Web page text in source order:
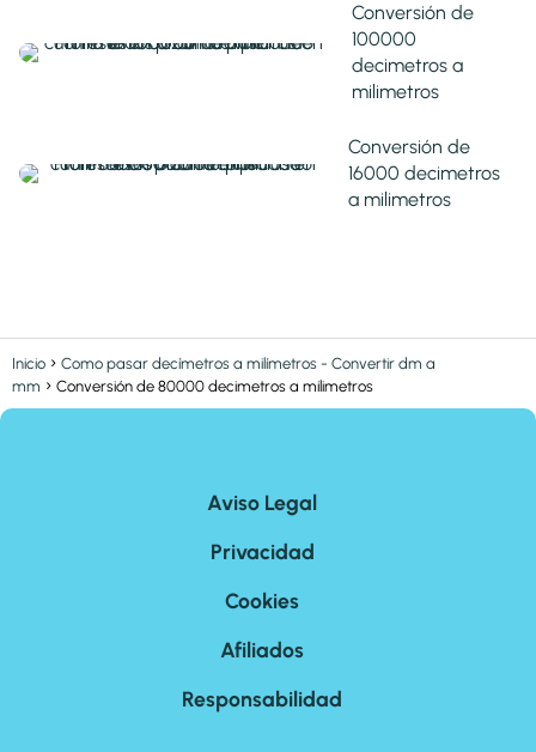
Conversión de
100000
decimetros a
milimetros
Conversión de
16000 decimetros
a milimetros
Inicio
Como pasar decímetros a milímetros - Convertir dm a
mm
Conversión de 80000 decimetros a milimetros
Aviso Legal
Privacidad
Cookies
Afiliados
Responsabilidad